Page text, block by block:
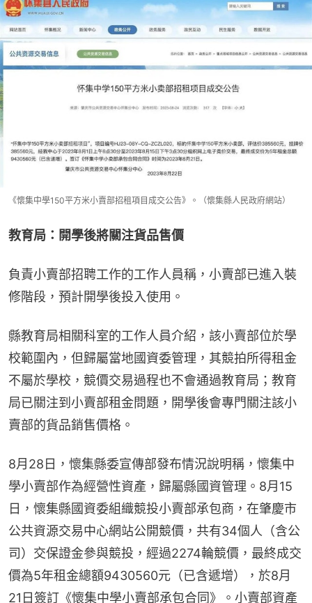
《懷集中學150平方米小賣部招租項目成交公告》。（懷集縣人民政府網站）
教育局：開學後將關注貨品售價
負責小賣部招聘工作的工作人員稱，小賣部已進入裝
修階段，預計開學後投入使用。
縣教育局相關科室的工作人員介紹，該小賣部位於學
校範圍內，但歸屬當地國資委管理，其競拍所得租金
不屬於學校，競價交易過程也不會通過教育局；教育
局已關注到小賣部租金問題，開學後會專門關注該小
賣部的貨品銷售價格。
8月28日，懷集縣委宣傳部發布情況說明稱，懷集中
學小賣部作為經營性資產，歸屬縣國資管理。8月15
日，懷集縣國資委組織競投小賣部承包商，在肇慶市
公共資源交易中心網站公開競價，共有34個人（含公
司）交保證金參與競投，經過2274輪競價，最終成交
價為5年租金總額9430560元（已含遞增），於8月
21日簽訂《懷集中學小賣部承包合同》。小賣部資產